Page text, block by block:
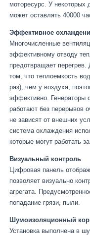
моторесурс. У некоторых
может оставлять 40000
Эффективное
Многочисленные
эффективному отводу
предотвращает
том, что теплоемкость
раз), чем у воздуха,
эффективно. Генераторы
работают без перерывов
не зависят от внешних
система охлаждения
которые могут работать
Визуальный контроль
Цифровая панель
позволяет визуально
агрегата.
попадание грязи, пыли.
Шумоизоляционный
Установка выполнена в